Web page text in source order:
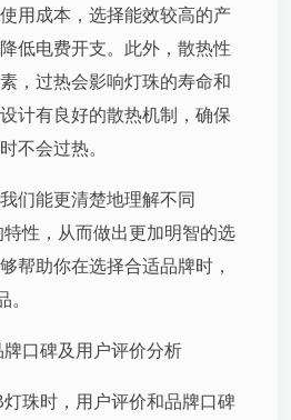
用成本，选择能效较高的产
低电费开支。此外，散热性
，过热会影响灯珠的寿命和
计有良好的散热机制，确保
不会过热。
们能更清楚地理解不同
性，从而做出更加明智的选
帮助你在选择合适品牌时，
口碑及用户评价分析
珠时，用户评价和品牌口碑